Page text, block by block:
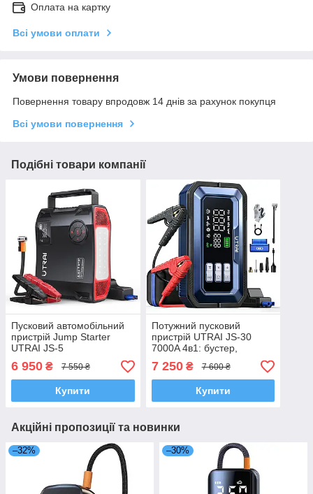
Оплата на картку
Всі умови оплати
Умови повернення
Повернення товару впродовж 14 днів за рахунок покупця
Всі умови повернення
Подібні товари компанії
Пусковий автомобільний
пристрій Jump Starter
UTRAI JS-5
2000А/16000mAh із
вбудованим компресором
для підкачування шин 150
6 950 ₴ 7 550 ₴
Купити
Потужний пусковий
пристрій UTRAI JS-30
7000A 4в1: бустер,
компресор 150 PSI,
повербанк, LED ліхтар
2000 lm
7 250₴ 7 600 ₴
Купити
Акційні пропозиції та новинки
–32% –30%